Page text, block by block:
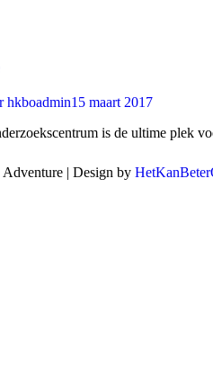
hkboadmin15 maart 2017
is de ultime plek
| Design by